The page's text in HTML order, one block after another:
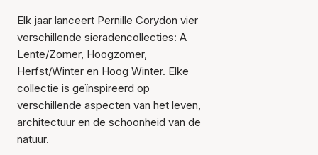
Elk jaar lanceert Pernille Corydon vier
verschillende sieradencollecties: A
Lente/Zomer, Hoogzomer,
Herfst/Winter en Hoog Winter. Elke
collectie is geïnspireerd op
verschillende aspecten van het leven,
architectuur en de schoonheid van de
natuur.